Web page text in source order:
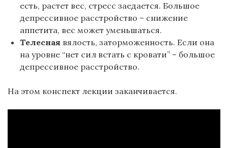
есть, растет вес, стресс заедается. Большое
депрессивное расстройство – снижение
аппетита, вес может уменьшаться.
Телесная вялость, заторможенность. Если она
на уровне “нет сил встать с кровати” – большое
депрессивное расстройство.
На этом конспект лекции заканчивается.